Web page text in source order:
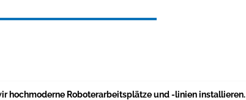
hochmoderne Roboterarbeitsplätze und -linien installieren.